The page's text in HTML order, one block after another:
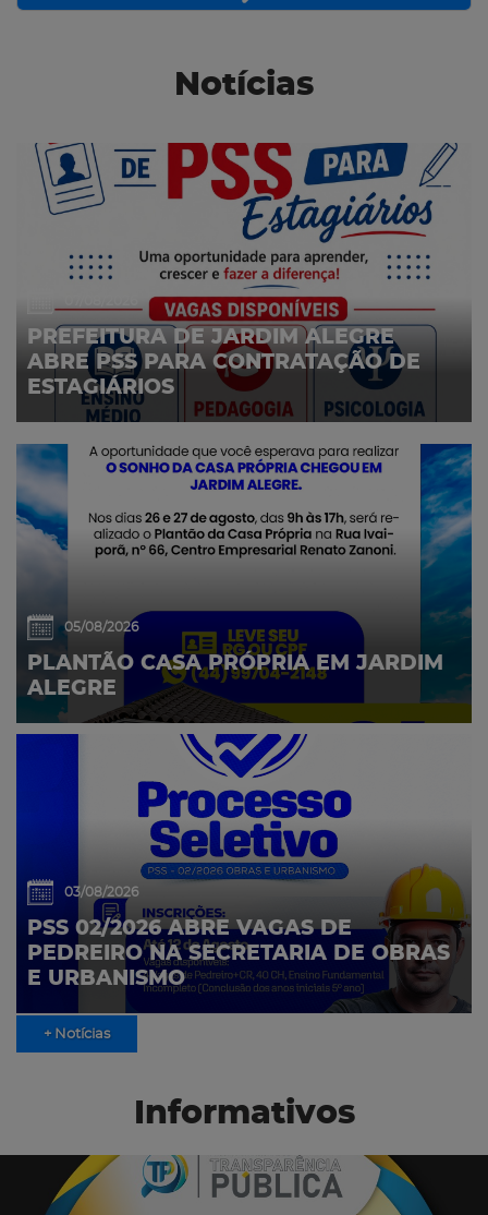
Notícias
PREFEITURA DE JARDIM ALEGRE
ABRE PSS PARA CONTRATAÇÃO DE
ESTAGIÁRIOS
05/08/2026
PLANTÃO CASA PRÓPRIA EM JARDIM
ALEGRE
03/08/2026
PSS 02/2026 ABRE VAGAS DE
PEDREIRO NA SECRETARIA DE OBRAS
E URBANISMO
+ Notícias
Informativos